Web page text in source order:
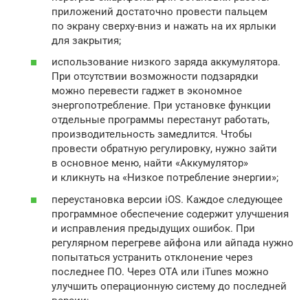
приложений достаточно провести пальцем
по экрану сверху-вниз и нажать на их ярлыки
для закрытия;
использование низкого заряда аккумулятора.
При отсутствии возможности подзарядки
можно перевести гаджет в экономное
энергопотребление. При установке функции
отдельные программы перестанут работать,
производительность замедлится. Чтобы
провести обратную регулировку, нужно зайти
в основное меню, найти «Аккумулятор»
и кликнуть на «Низкое потребление энергии»;
переустановка версии iOS. Каждое следующее
программное обеспечение содержит улучшения
и исправления предыдущих ошибок. При
регулярном перегреве айфона или айпада нужно
попытаться устранить отклонение через
последнее ПО. Через OTA или iTunes можно
улучшить операционную систему до последней